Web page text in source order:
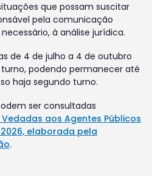
que possam suscitar
pela comunicação
à análise jurídica.
de 4 de julho a 4 de outubro
podendo permanecer até
haja segundo turno.
ser consultadas
aos Agentes Públicos
elaborada pela
.